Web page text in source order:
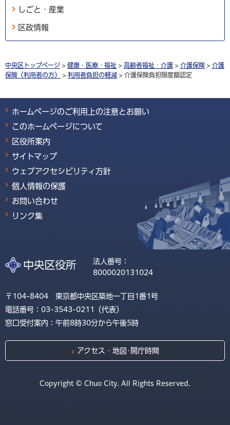
しごと・産業
区政情報
中央区トップページ > 健康・医療・福祉 > 高齢者福祉・介護 > 介護保険 > 介護
保険（利用者の方）
> 利用者負担の軽減 > 介護保険負担限度額認定
ホームページのご利用上の注意とお願い
このホームページについて
区役所案内
サイトマップ
ウェブアクセシビリティ方針
個人情報の保護
お問い合わせ
リンク集
法人番号：
8000020131024
〒104-8404 東京都中央区築地一丁目1番1号
電話番号：03-3543-0211（代表）
窓口受付案内：午前8時30分から午後5時
アクセス・地図･開庁時間
Copyright © Chuo City. All Rights Reserved.